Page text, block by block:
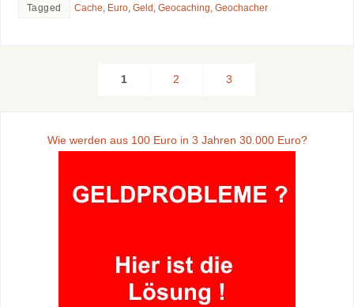
Tagged Cache, Euro, Geld, Geocaching, Geochacher
1 2 3
Wie werden aus 100 Euro in 3 Jahren 30.000 Euro?